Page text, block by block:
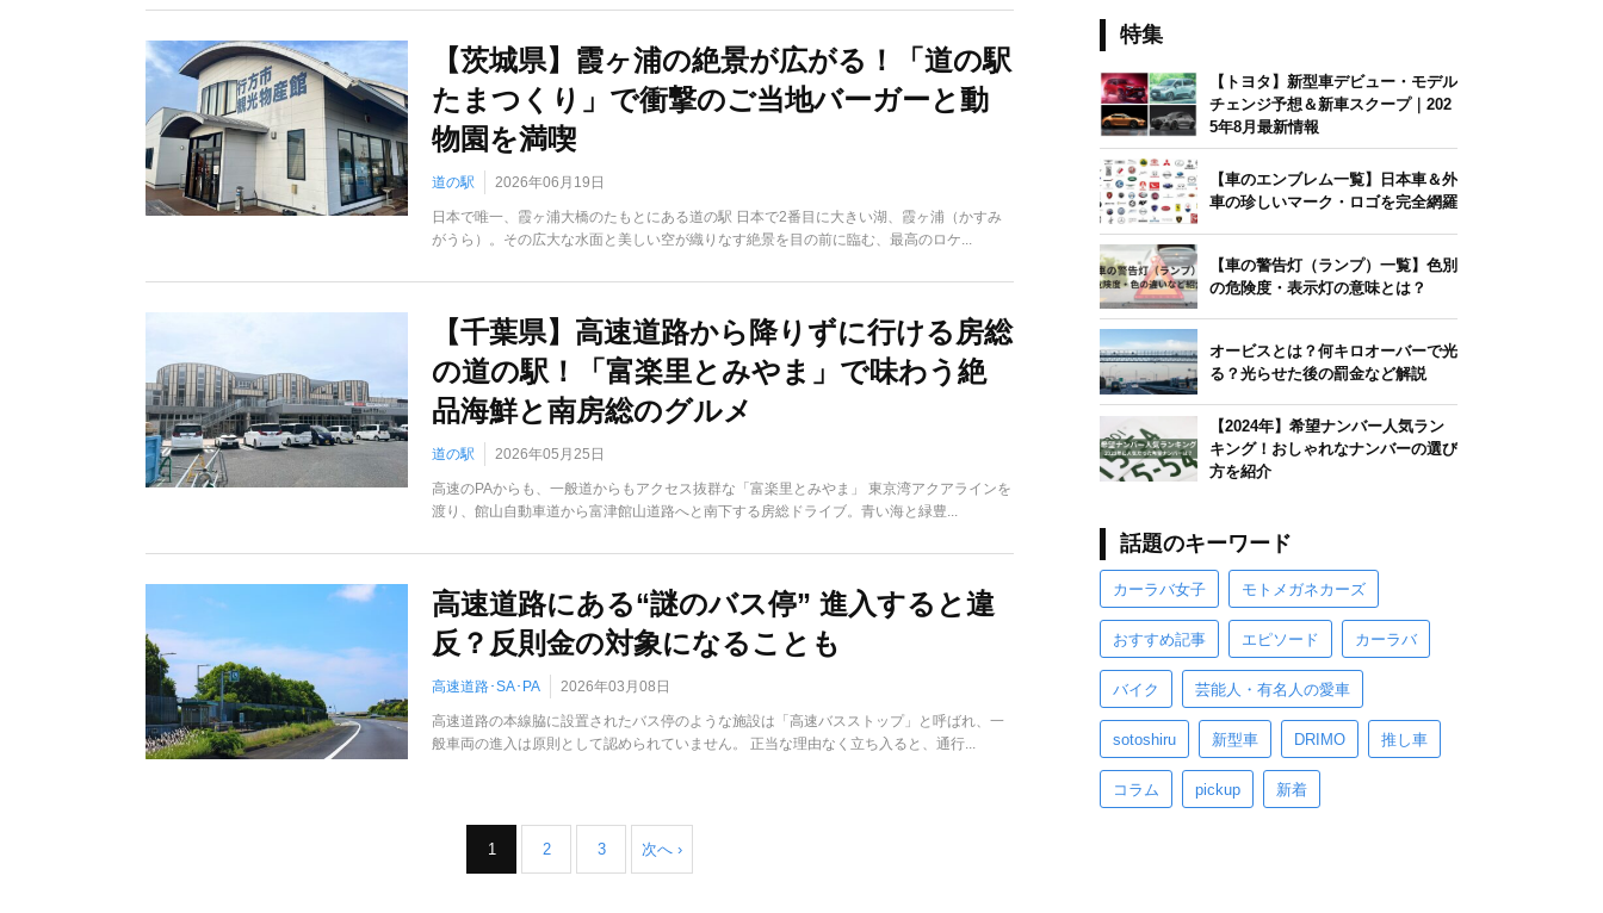
【茨城県】霞ヶ浦の絶景が広がる！「道の駅
たまつくり」で衝撃のご当地バーガーと動
物園を満喫
道の駅 2026年06月19日
日本で唯一、霞ヶ浦大橋のたもとにある道の駅 日本で2番目に大きい湖、霞ヶ浦（かすみ
がうら）。その広大な水面と美しい空が織りなす絶景を目の前に臨む、最高のロケ...
【千葉県】高速道路から降りずに行ける房総
の道の駅！「富楽里とみやま」で味わう絶
品海鮮と南房総のグルメ
道の駅 2026年05月25日
高速のPAからも、一般道からもアクセス抜群な「富楽里とみやま」 東京湾アクアラインを
渡り、館山自動車道から富津館山道路へと南下する房総ドライブ。青い海と緑豊...
高速道路にある“謎のバス停” 進入すると違
反？反則金の対象になることも
高速道路･SA･PA 2026年03月08日
高速道路の本線脇に設置されたバス停のような施設は「高速バスストップ」と呼ばれ、一
般車両の進入は原則として認められていません。 正当な理由なく立ち入ると、通行...
1 2 3 次へ ›
特集
【トヨタ】新型車デビュー・モデル
チェンジ予想＆新車スクープ｜202
5年8月最新情報
【車のエンブレム一覧】日本車＆外
車の珍しいマーク・ロゴを完全網羅
【車の警告灯（ランプ）一覧】色別
の危険度・表示灯の意味とは？
オービスとは？何キロオーバーで光
る？光らせた後の罰金など解説
【2024年】希望ナンバー人気ラン
キング！おしゃれなナンバーの選び
方を紹介
話題のキーワード
カーラバ女子 モトメガネカーズ
おすすめ記事 エピソード カーラバ
バイク 芸能人・有名人の愛車
sotoshiru 新型車 DRIMO 推し車
コラム pickup 新着